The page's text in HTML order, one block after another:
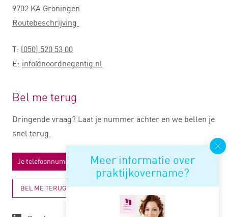
Meer informatie over
praktijkovername?
9702 KA Groningen
Routebeschrijving
T: (050) 520 53 00
E: info@noordnegentig.nl
Bel me terug
Dringende vraag? Laat je nummer achter en we bellen je
snel terug.
BEL ME TERUG